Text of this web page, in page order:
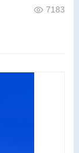
7183